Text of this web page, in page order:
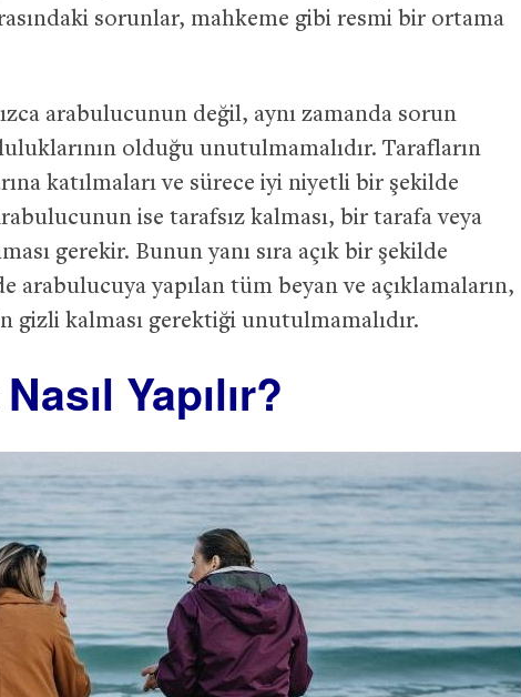
sorunlar, mahkeme gibi resmi bir ortama
arabulucunun değil, aynı zamanda sorun
olduğu unutulmamalıdır. Tarafların
katılmaları ve sürece iyi niyetli bir şekilde
ise tarafsız kalması, bir tarafa veya
gerekir. Bunun yanı sıra açık bir şekilde
arabulucuya yapılan tüm beyan ve açıklamaların,
gizli kalması gerektiği unutulmamalıdır.
Yapılır?